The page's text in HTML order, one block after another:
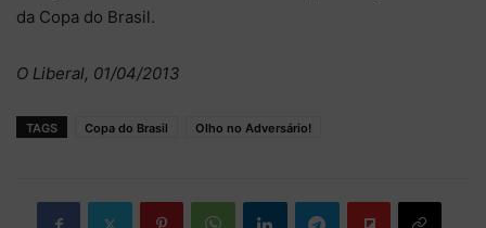
da Copa do Brasil.
O Liberal, 01/04/2013
TAGS Copa do Brasil Olho no Adversário!